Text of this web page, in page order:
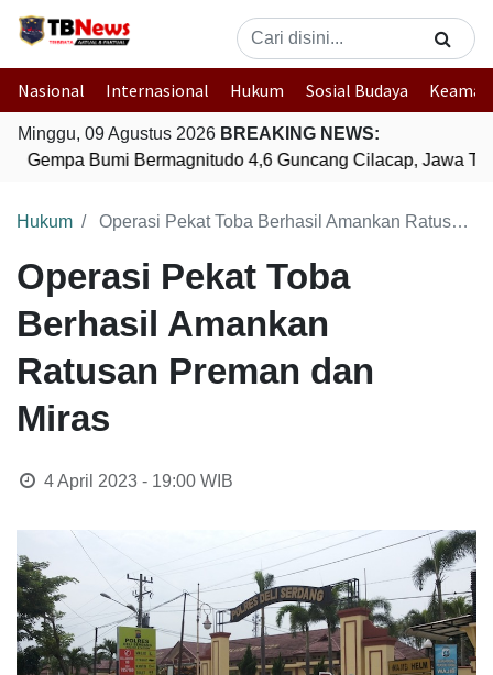
Nasional Internasional Hukum Sosial Budaya
Minggu, 09 Agustus 2026 BREAKING NEWS:
Gempa Bumi Bermagnitudo 4,6 Guncang Cilacap, Jawa
Hukum Operasi Pekat Toba Berhasil Amankan Ratusan Preman dan Miras
Operasi Pekat Toba
Berhasil Amankan
Ratusan Preman dan
Miras
4 April 2023 - 19:00WIB